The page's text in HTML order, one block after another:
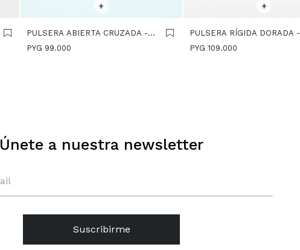
+
PULSERA ABIERTA CRUZADA -
DORADO
PYG 99.000
+
PULSERA RÍGIDA DORADA -
DORADO
PYG 109.000
Únete a nuestra newsletter
Suscribirme